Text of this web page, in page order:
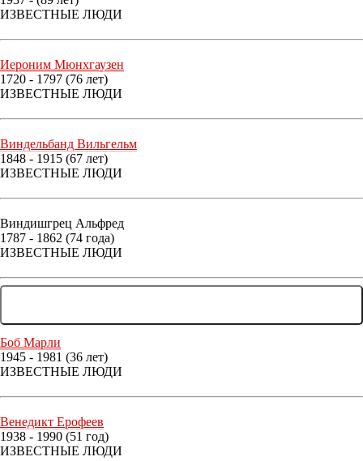
ИЗВЕСТНЫЕ ЛЮДИ
Иероним Мюнхгаузен
1720 - 1797 (76 лет)
ИЗВЕСТНЫЕ ЛЮДИ
Виндельбанд Вильгельм
1848 - 1915 (67 лет)
ИЗВЕСТНЫЕ ЛЮДИ
Виндишгрец Альфред
1787 - 1862 (74 года)
ИЗВЕСТНЫЕ ЛЮДИ
Боб Марли
1945 - 1981 (36 лет)
ИЗВЕСТНЫЕ ЛЮДИ
Венедикт Ерофеев
1938 - 1990 (51 год)
ИЗВЕСТНЫЕ ЛЮДИ